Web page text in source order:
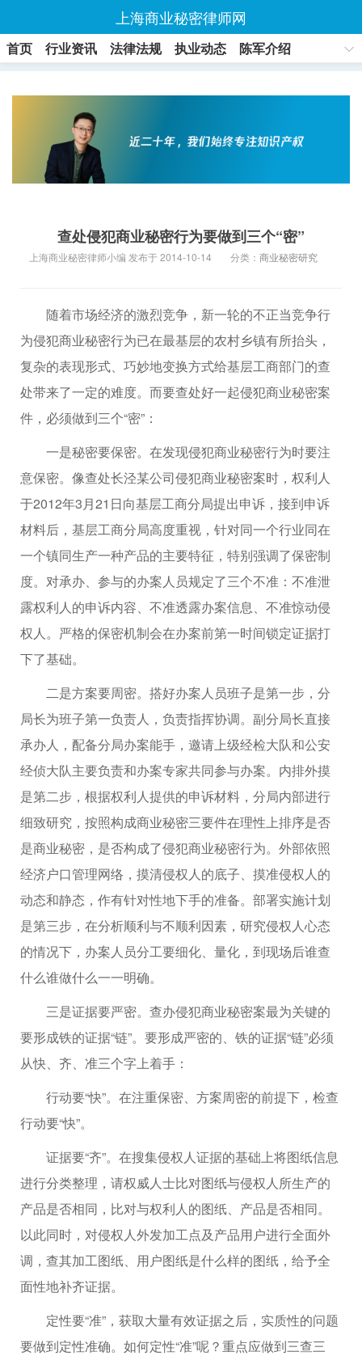
上海商业秘密律师网
首页 行业资讯 法律法规 执业动态
陈军介绍
查处侵犯商业秘密行为要做到三个“密”
上海商业秘密律师小编 发布于 2014-10-14 分类： 商业秘密研究
随着市场经济的激烈竞争，新一轮的不正当竞争行
为侵犯商业秘密行为已在最基层的农村乡镇有所抬头，
复杂的表现形式、巧妙地变换方式给基层工商部门的查
处带来了一定的难度。而要查处好一起侵犯商业秘密案
件，必须做到三个“密”：
一是秘密要保密。在发现侵犯商业秘密行为时要注
意保密。像查处长泾某公司侵犯商业秘密案时，权利人
于2012年3月21日向基层工商分局提出申诉，接到申诉
材料后，基层工商分局高度重视，针对同一个行业同在
一个镇同生产一种产品的主要特征，特别强调了保密制
度。对承办、参与的办案人员规定了三个不准：不准泄
露权利人的申诉内容、不准透露办案信息、不准惊动侵
权人。严格的保密机制会在办案前第一时间锁定证据打
下了基础。
二是方案要周密。搭好办案人员班子是第一步，分
局长为班子第一负责人，负责指挥协调。副分局长直接
承办人，配备分局办案能手，邀请上级经检大队和公安
经侦大队主要负责和办案专家共同参与办案。内排外摸
是第二步，根据权利人提供的申诉材料，分局内部进行
细致研究，按照构成商业秘密三要件在理性上排序是否
是商业秘密，是否构成了侵犯商业秘密行为。外部依照
经济户口管理网络，摸清侵权人的底子、摸准侵权人的
动态和静态，作有针对性地下手的准备。部署实施计划
是第三步，在分析顺利与不顺利因素，研究侵权人心态
的情况下，办案人员分工要细化、量化，到现场后谁查
什么谁做什么一一明确。
三是证据要严密。查办侵犯商业秘密案最为关键的
要形成铁的证据“链”。要形成严密的、铁的证据“链”必须
从快、齐、准三个字上着手：
行动要“快”。在注重保密、方案周密的前提下，检查
行动要“快”。
证据要“齐”。在搜集侵权人证据的基础上将图纸信息
进行分类整理，请权威人士比对图纸与侵权人所生产的
产品是否相同，比对与权利人的图纸、产品是否相同。
以此同时，对侵权人外发加工点及产品用户进行全面外
调，查其加工图纸、用户图纸是什么样的图纸，给予全
面性地补齐证据。
定性要“准”，获取大量有效证据之后，实质性的问题
要做到定性准确。如何定性“准”呢？重点应做到三查三